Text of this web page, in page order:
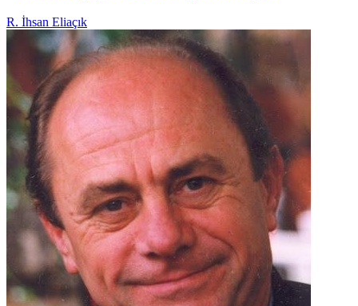
R. İhsan Eliaçık